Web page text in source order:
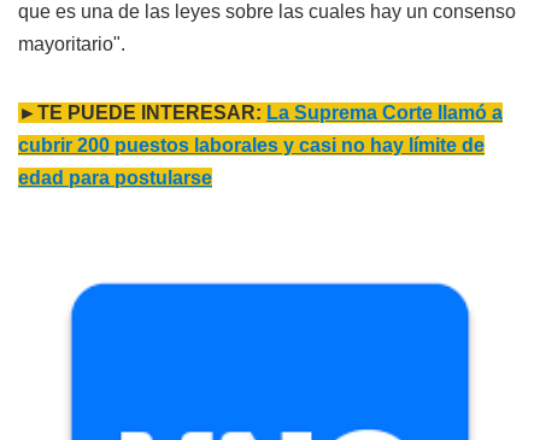
que es una de las leyes sobre las cuales hay un consenso
mayoritario".
►TE PUEDE INTERESAR: La Suprema Corte llamó a
cubrir 200 puestos laborales y casi no hay límite de
edad para postularse